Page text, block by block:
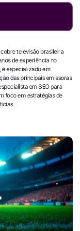
cobre televisão brasileira
de experiência no
especializado em
das principais emissoras
em SEO para
foco em estratégias de